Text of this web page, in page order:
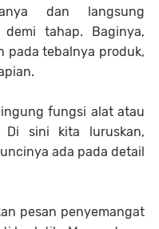
dan langsung
demi tahap. Baginya,
pada tebalnya produk,
fungsi alat atau
Di sini kita luruskan,
ada pada detail
pesan penyemangat